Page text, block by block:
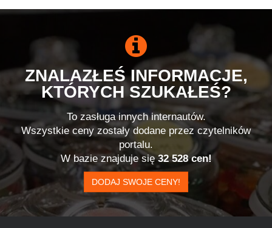
ZNALAZŁEŚ INFORMACJE,
KTÓRYCH SZUKAŁEŚ?
To zasługa innych internautów.
Wszystkie ceny zostały dodane przez czytelników
portalu.
W bazie znajduje się32 528 cen!
DODAJ SWOJE CENY!